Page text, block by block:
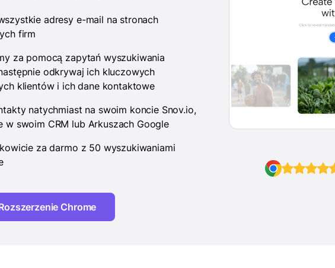
adresy e-mail na stronach
firm
za pomocą zapytań wyszukiwania
odkrywaj ich kluczowych
klientów i ich dane kontaktowe
natychmiast na swoim koncie Snov.io,
w swoim CRM lub Arkuszach Google
za darmo z 50 wyszukiwaniami
Chrome